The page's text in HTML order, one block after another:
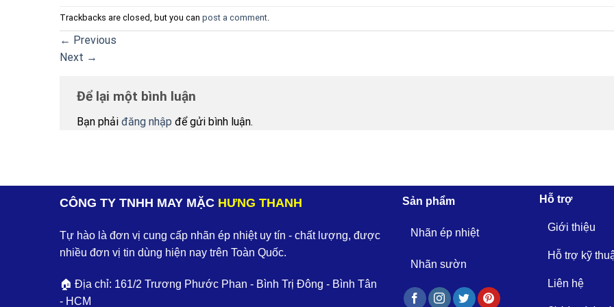
Trackbacks are closed, but you can post a comment.
← Previous
Next →
Để lại một bình luận
Bạn phải đăng nhập để gửi bình luận.
CÔNG TY TNHH MAY MẶC HƯNG THANH
Tự hào là đơn vị cung cấp nhãn ép nhiệt uy tín - chất lượng, được
nhiều đơn vị tin dùng hiện nay trên Toàn Quốc.
🏠 Địa chỉ: 161/2 Trương Phước Phan - Bình Trị Đông - Bình Tân
- HCM
Sản phẩm
Nhãn ép nhiệt
Nhãn sườn
Hỗ trợ
Giới thiệu
Hỗ trợ kỹ
Liên hệ